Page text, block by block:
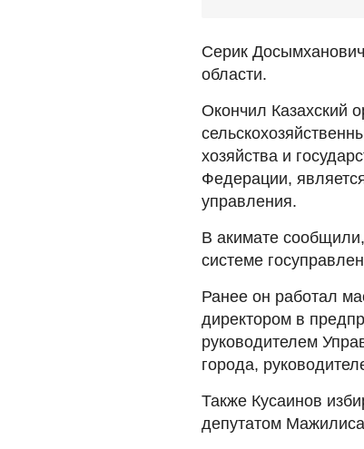
Серик
области.
Окончил Казахский
хозяйства и
Федерации,
управления.
В акимате
системе
Ранее он работал
директором в
руководителем
города,
Также Кусаинов
депутатом